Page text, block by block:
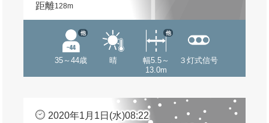
距離128m
35～44歳
他
晴
幅5.5～
13.0m
他
３灯式信号
2020年1月1日(水)08:22